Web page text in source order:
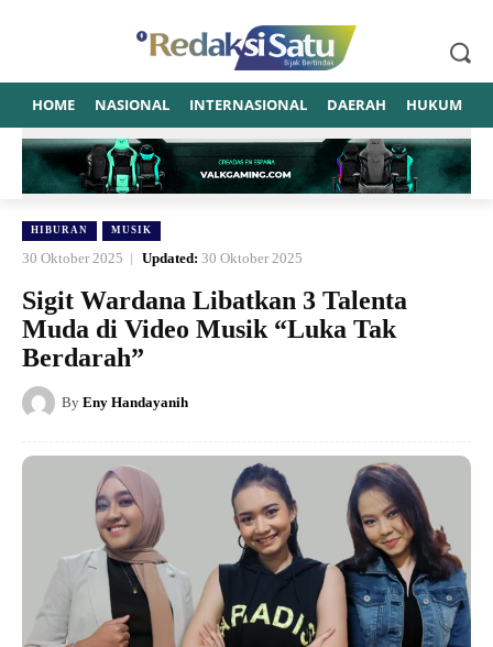
HOME NASIONAL INTERNASIONAL DAERAH HUKUM
HIBURAN MUSIK
30 Oktober 2025 Updated: 30 Oktober 2025
Sigit Wardana Libatkan 3 Talenta
Muda di Video Musik “Luka Tak
Berdarah”
By Eny Handayanih